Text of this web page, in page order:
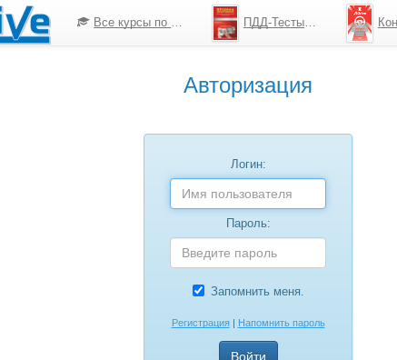
Все курсы по ПДД ПДД-Тесты 2026
Авторизация
Логин:
Пароль:
Запомнить меня.
Регистрация| Напомнить пароль